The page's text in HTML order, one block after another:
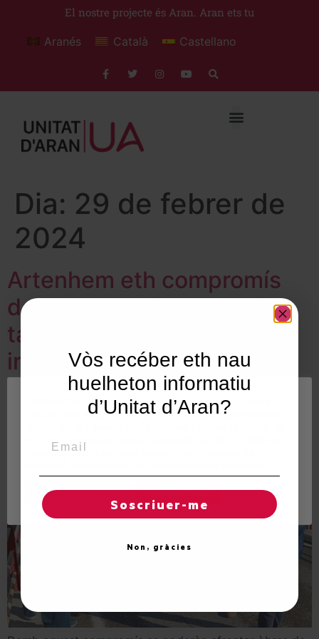
El nostre projecte és Aran. Aran ets tu
Aranés Català Castellano
Dia: 29 de febrer de
2024
Artenhem eth compromís
dera Deputacion de Lleida
tara melhora de vies e
infraestructures ena Val
d’Aran
Utilitzem"cookies" al nostre lloc web per a donar a
l'usuari una experiència personalitzada i optimitzada,
fer clic a "Acceptar totes", accepta l'ús de TOTES les
"cookies". Tot i així, pot visitar "Configuració de
Regles de "cookies" Acceptar totes
Vòs recéber eth nau
huelheton informatiu
d’Unitat d’Aran?
Soscriuer-me
Non, gràcies